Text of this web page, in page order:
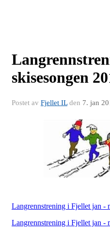
skisesongen
Postet av Fjellet ILden 7. jan
Langrennstrening i Fjellet jan -
Langrennstrening i Fjellet jan -